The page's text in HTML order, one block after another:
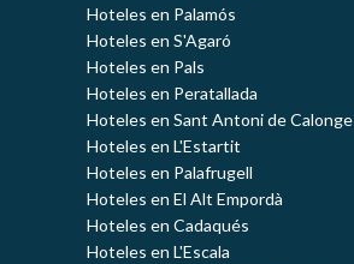
Hoteles en Palamós
Hoteles en S'Agaró
Hoteles en Pals
Hoteles en Peratallada
Hoteles en Sant Antoni de Calonge
Hoteles en L'Estartit
Hoteles en Palafrugell
Hoteles en El Alt Empordà
Hoteles en Cadaqués
Hoteles en L'Escala